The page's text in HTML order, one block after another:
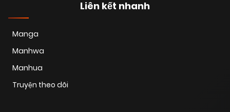
Liên kết nhanh
Manga
Manhwa
Manhua
Truyện theo dõi